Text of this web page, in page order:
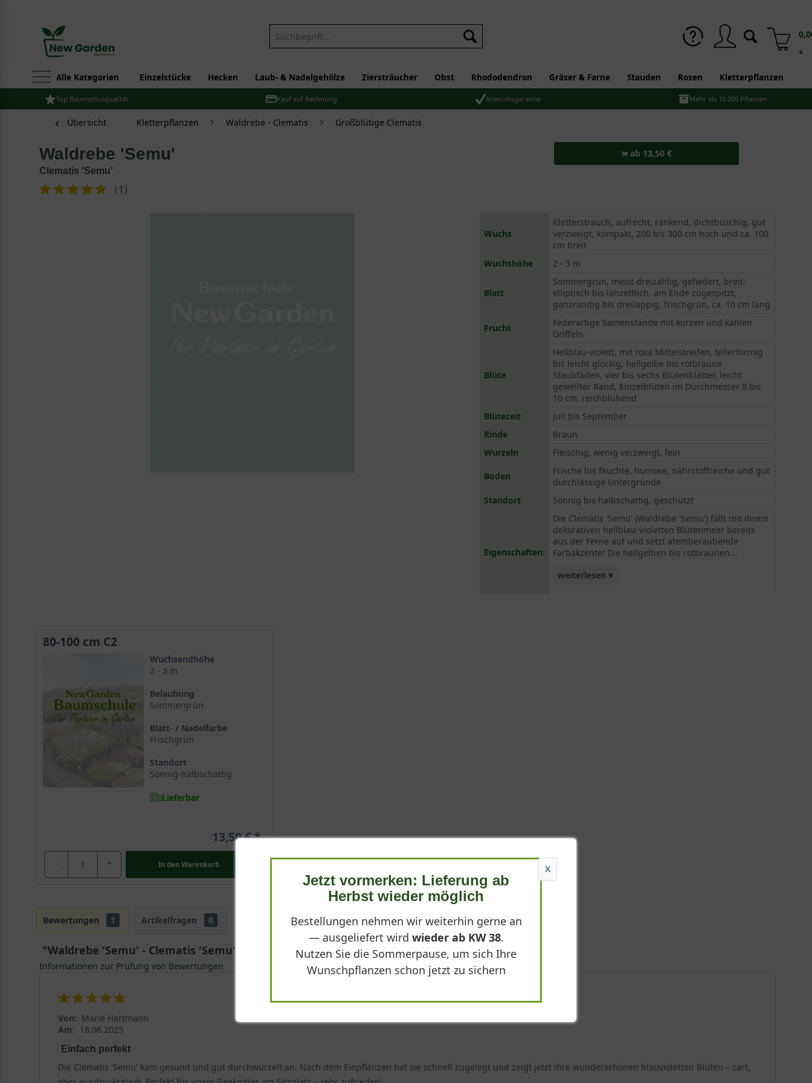
*
Alle Kategorien Einzelstücke Hecken Laub- & Nadelgehölze Ziersträucher Obst Rhododendron Gräser & Farne Stauden Rosen Kletterpflanzen
Top Baumschulqualität Kauf auf Rechnung Anwuchsgarantie Mehr als 10.000 Pflanzen
Übersicht Kletterpflanzen Waldrebe - Clematis Großblütige Clematis
Waldrebe 'Semu'
Clematis 'Semu'
(1 )
ab 13,50 €
Wuchs
Kletterstrauch, aufrecht, rankend, dichtbuschig, gut
verzweigt, kompakt, 200 bis 300 cm hoch und ca. 100
cm breit
Wuchshöhe
2 - 3 m
Blatt
Sommergrün, meist dreizählig, gefiedert, breit-
elliptisch bis lanzettlich, am Ende zugespitzt,
ganzrandig bis dreilappig, frischgrün, ca. 10 cm lang
Frucht
Federartige Samenstände mit kurzen und kahlen
Griffeln
Blüte
Hellblau-violett, mit rosa Mittelstreifen, tellerförmig
bis leicht glockig, hellgelbe bis rotbraune
Staubfäden, vier bis sechs Blütenblätter, leicht
gewellter Rand, Einzelblüten im Durchmesser 8 bis
10 cm, reichblühend
Blütezeit
Juli bis September
Rinde
Braun
Wurzeln
Fleischig, wenig verzweigt, fein
Boden
Frische bis feuchte, humose, nährstoffreiche und gut
durchlässige Untergründe
Standort
Sonnig bis halbschattig, geschützt
Eigenschaften:
Die Clematis 'Semu' (Waldrebe 'Semu') fällt mit ihrem
dekorativen hellblau-violetten Blütenmeer bereits
aus der Ferne auf und setzt atemberaubende
Farbakzente! Die hellgelben bis rotbraunen...
weiterlesen ▾
80-100 cm C2
Wuchsendhöhe
2 - 3 m
Belaubung
Sommergrün
Blatt- / Nadelfarbe
Frischgrün
Standort
Sonnig-halbschattig
Lieferbar
13,50 €
- + In den Warenkorb
Bewertungen 1 Artikelfragen 0
"Waldrebe 'Semu' - Clematis 'Semu'"
Informationen zur Prüfung von Bewertungen
Von: Marie Hartmann
Am: 18.06.2025
Einfach perfekt
Die Clematis 'Semu' kam gesund und gut durchwurzelt an. Nach dem Einpflanzen hat sie schnell zugelegt und zeigt jetzt ihre wunderschönen blauvioletten Blüten – zart,
X
Jetzt vormerken: Lieferung ab
Herbst wieder möglich
Bestellungen nehmen wir weiterhin gerne an
— ausgeliefert wird wieder ab KW 38.
Nutzen Sie die Sommerpause, um sich Ihre
Wunschpflanzen schon jetzt zu sichern